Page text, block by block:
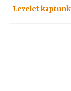
Levelet kaptunk